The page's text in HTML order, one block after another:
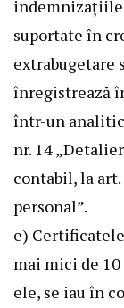
indemnizaţiile
suportate în
extrabugetare
înregistrează
într-un analitic
nr. 14
contabil, la
personal”.
e)
mai mici de
ele, se iau în